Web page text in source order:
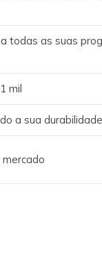
todas as suas
mil
a sua durabilidade